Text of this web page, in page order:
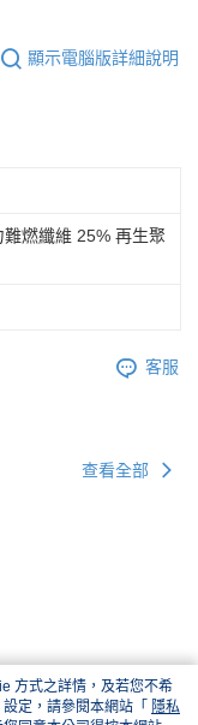
顯示電腦版詳細說明
燃纖維 25% 再生聚
客服
查看全部
方式之詳情，及若您不希
定，請參閱本網站「 隱私